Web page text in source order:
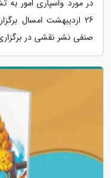
26 اردیبهشت امسال
صنفی نشر نقشی در